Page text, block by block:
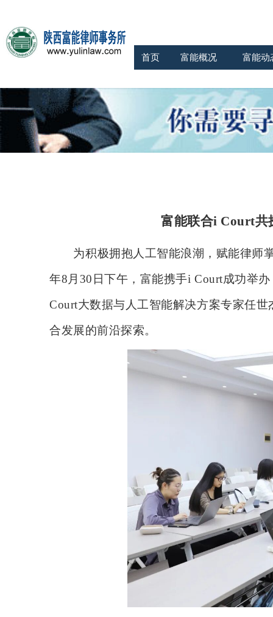
首页 富能概况 富能动
富能联合i Court共
为积极拥抱人工智能浪潮，赋能律师
年8月30日下午，富能携手i Court成功举
Court大数据与人工智能解决方案专家任
合发展的前沿探索。